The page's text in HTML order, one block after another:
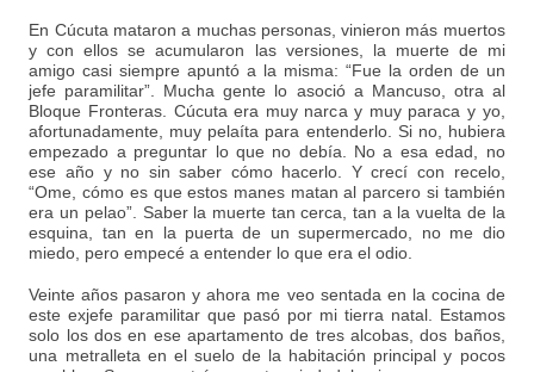
En Cúcuta mataron a muchas personas, vinieron más muertos
y con ellos se acumularon las versiones, la muerte de mi
amigo casi siempre apuntó a la misma: “Fue la orden de un
jefe paramilitar”. Mucha gente lo asoció a Mancuso, otra al
Bloque Fronteras. Cúcuta era muy narca y muy paraca y yo,
afortunadamente, muy pelaíta para entenderlo. Si no, hubiera
empezado a preguntar lo que no debía. No a esa edad, no
ese año y no sin saber cómo hacerlo. Y crecí con recelo,
“Ome, cómo es que estos manes matan al parcero si también
era un pelao”. Saber la muerte tan cerca, tan a la vuelta de la
esquina, tan en la puerta de un supermercado, no me dio
miedo, pero empecé a entender lo que era el odio.
Veinte años pasaron y ahora me veo sentada en la cocina de
este exjefe paramilitar que pasó por mi tierra natal. Estamos
solo los dos en ese apartamento de tres alcobas, dos baños,
una metralleta en el suelo de la habitación principal y pocos